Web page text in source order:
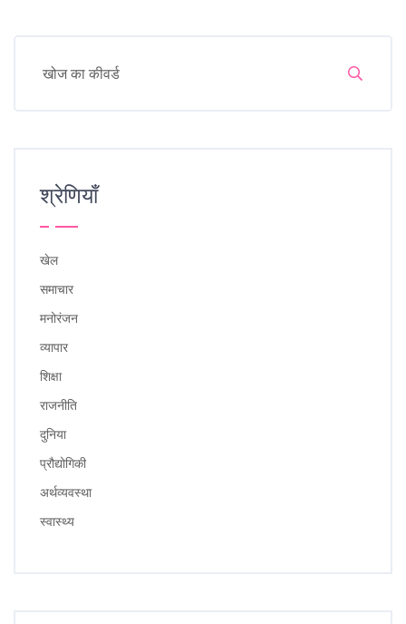
श्रेणियाँ
खेल
समाचार
मनोरंजन
व्यापार
शिक्षा
राजनीति
दुनिया
प्रौद्योगिकी
अर्थव्यवस्था
स्वास्थ्य